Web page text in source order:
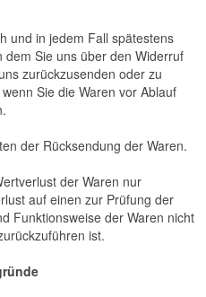
und in jedem Fall spätestens
dem Sie uns über den Widerruf
zurückzusenden oder zu
Sie die Waren vor Ablauf
der Rücksendung der Waren.
der Waren nur
auf einen zur Prüfung der
Funktionsweise der Waren nicht
ist.